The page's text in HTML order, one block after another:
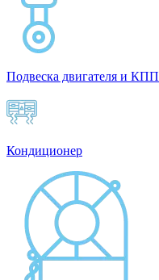
Подвеска двигателя и КПП
Кондиционер